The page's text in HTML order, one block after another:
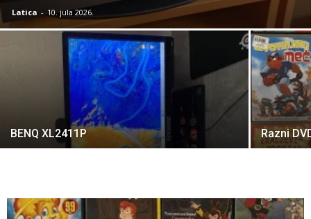
Latica - 10. jula 2026.
BENQ XL2411P Razni